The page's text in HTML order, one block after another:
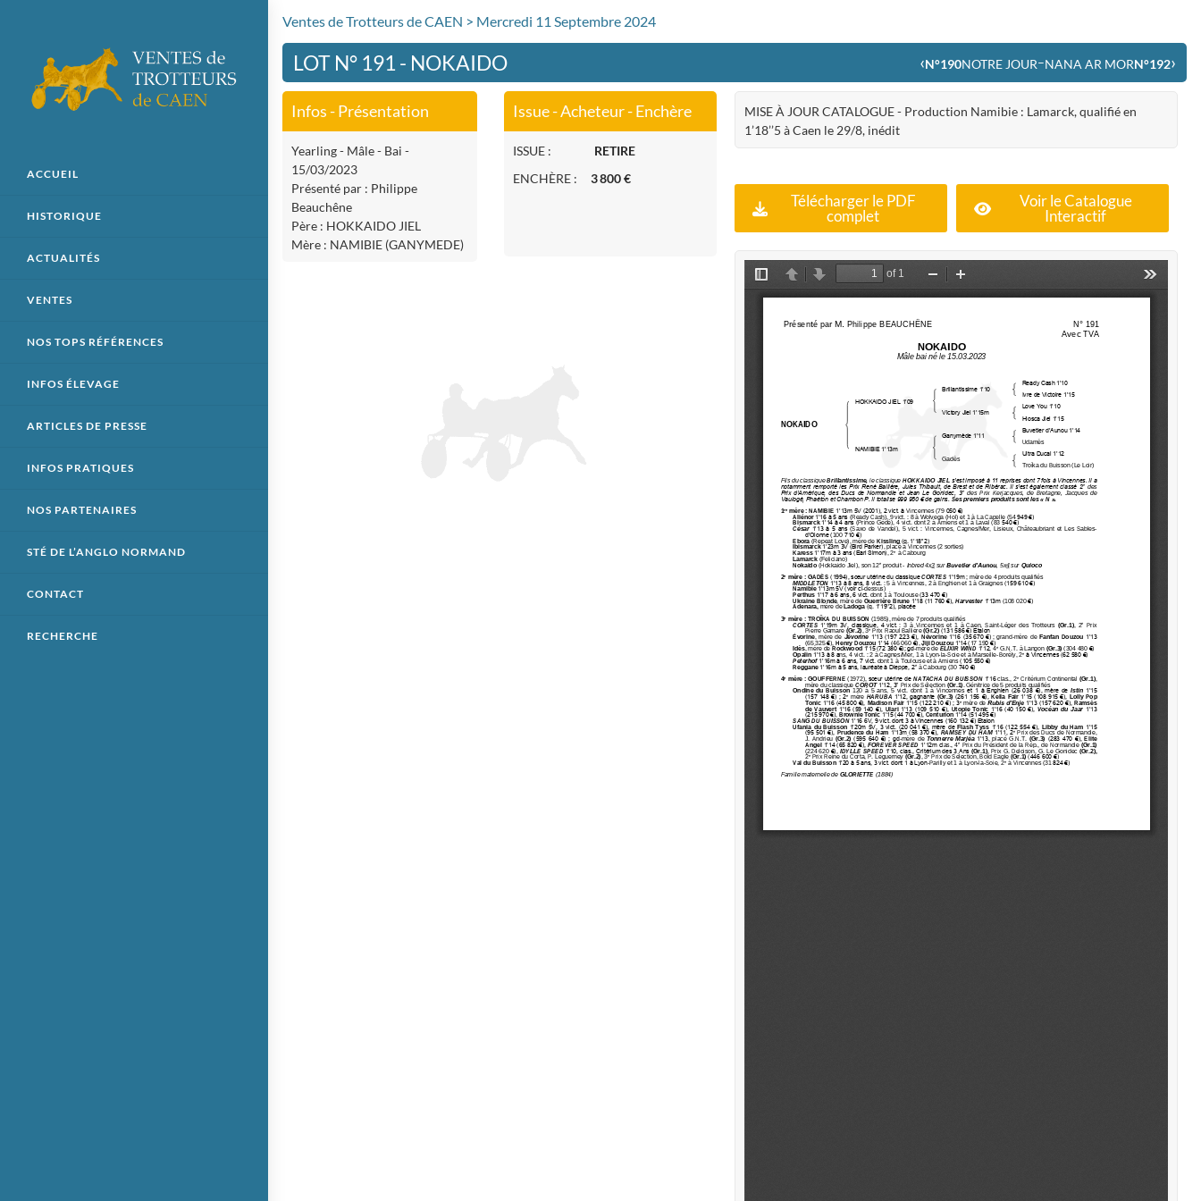
ACCUEIL
HISTORIQUE
ACTUALITÉS
VENTES
NOS TOPS RÉFÉRENCES
INFOS ÉLEVAGE
ARTICLES DE PRESSE
INFOS PRATIQUES
NOS PARTENAIRES
STÉ DE L’ANGLO NORMAND
CONTACT
RECHERCHE
Ventes de Trotteurs de CAEN > Mercredi 11 Septembre 2024
LOT N° 191 - NOKAIDO ‹N°190NOTRE JOUR–NANA AR MORN°192›
Infos - Présentation
Yearling - Mâle - Bai -
15/03/2023
Présenté par : Philippe
Beauchêne
Père : HOKKAIDO JIEL
Mère : NAMIBIE (GANYMEDE)
Issue - Acheteur - Enchère
ISSUE : RETIRE
ENCHÈRE : 3 800 €
MISE À JOUR CATALOGUE - Production Namibie : Lamarck, qualifié en
1’18’’5 à Caen le 29/8, inédit
Télécharger le PDF
complet
Voir le Catalogue
Interactif